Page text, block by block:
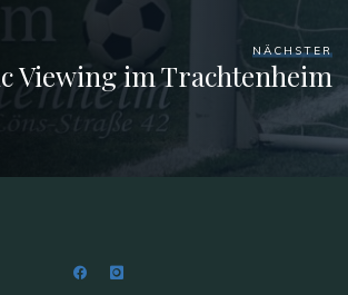
NÄCHSTER
Viewing im Trachtenheim